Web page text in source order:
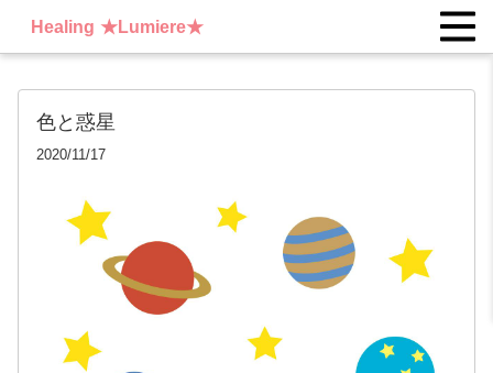
Healing ★Lumiere★
色と惑星
2020/11/17